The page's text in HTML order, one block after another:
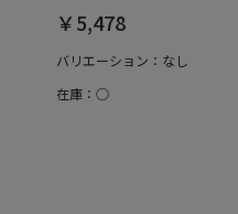
￥5,478
バリエーション：なし
在庫：○